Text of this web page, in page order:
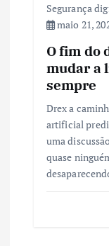
Segurança
maio 21,
O fim do
mudar a
sempre
Drex a
artificial
uma
quase